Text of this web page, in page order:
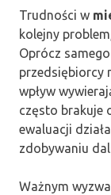
Trudności w
kolejny
Oprócz
przedsiębiorcy
wpływ
często brakuje
ewaluacji
zdobywaniu
Ważnym